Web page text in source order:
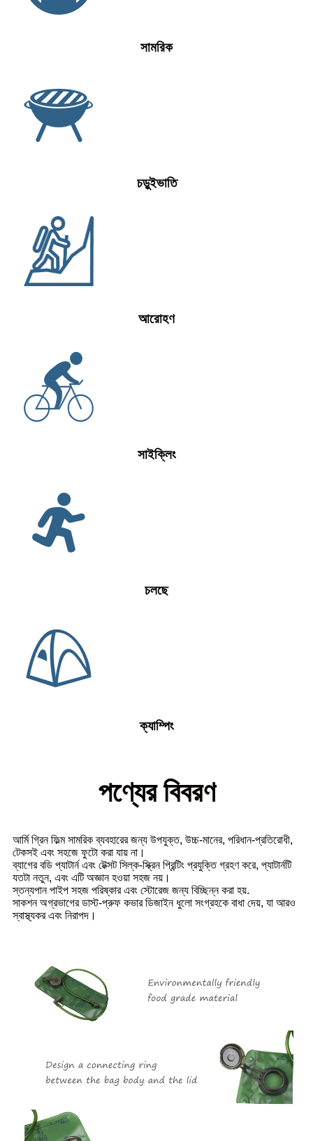
সামরিক
চড়ুইভাতি
আরোহণ
সাইক্লিং
চলছে
ক্যাম্পিং
পণ্যের বিবরণ
আর্মি গ্রিন ফিল্ম সামরিক ব্যবহারের জন্য উপযুক্ত, উচ্চ-মানের, পরিধান-প্রতিরোধী,
টেকসই এবং সহজে ফুটো করা যায় না।
ব্যাগের বডি প্যাটার্ন এবং টেক্সট সিল্ক-স্ক্রিন প্রিন্টিং প্রযুক্তি গ্রহণ করে, প্যাটার্নটি
যতটা নতুন, এবং এটি অজ্ঞান হওয়া সহজ নয়।
স্তন্যপান পাইপ সহজ পরিষ্কার এবং স্টোরেজ জন্য বিচ্ছিন্ন করা হয়.
সাকশন অগ্রভাগের ডাস্ট-প্রুফ কভার ডিজাইন ধুলো সংগ্রহকে বাধা দেয়, যা আরও
স্বাস্থ্যকর এবং নিরাপদ।